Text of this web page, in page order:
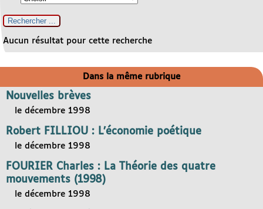
Aucun résultat pour cette recherche
Dans la même rubrique
Nouvelles brèves
le décembre 1998
Robert FILLIOU : L’économie poétique
le décembre 1998
FOURIER Charles : La Théorie des quatre
mouvements (1998)
le décembre 1998